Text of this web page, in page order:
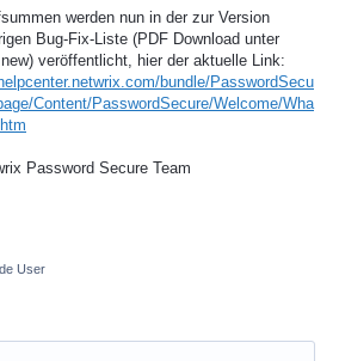
werden nun in der zur Version
Bug-Fix-Liste (PDF Download unter
veröffentlicht, hier der aktuelle Link:
bundle/PasswordSecu
Content/PasswordSecure/Welcome/Wha
Password Secure Team
User